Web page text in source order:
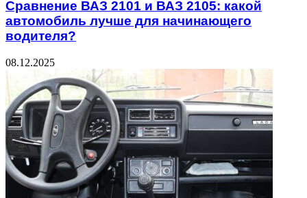
Сравнение ВАЗ 2101 и ВАЗ 2105: какой
автомобиль лучше для начинающего
водителя?
08.12.2025